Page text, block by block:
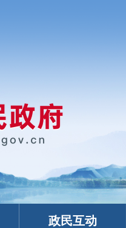
政民互动